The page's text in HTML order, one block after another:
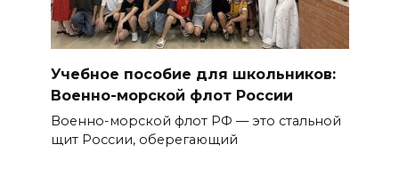
Учебное пособие для школьников:
Военно-морской флот России
Военно-морской флот РФ — это стальной
щит России, оберегающий